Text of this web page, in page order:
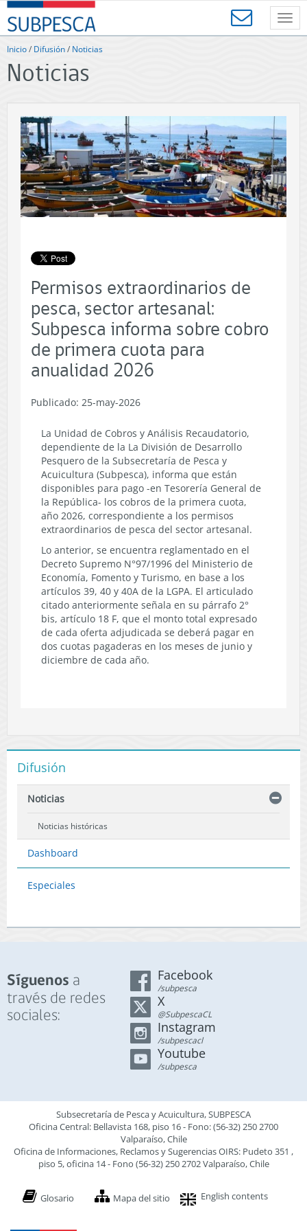
Contenido
principal
SUBPESCA
-
Subsecretaría
Pesca
y
Gobierno
de
Chile
Inicio/ Difusión/ Noticias
Noticias
Permisos extraordinarios de
pesca, sector artesanal:
Subpesca informa sobre cobro
de primera cuota para
anualidad 2026
Publicado: 25-may-2026
La Unidad de Cobros y Análisis Recaudatorio,
dependiente de la La División de Desarrollo
Pesquero de la Subsecretaría de Pesca y
Acuicultura (Subpesca), informa que están
disponibles para pago -en Tesorería General de
la República- los cobros de la primera cuota,
año 2026, correspondiente a los permisos
extraordinarios de pesca del sector artesanal.
Lo anterior, se encuentra reglamentado en el
Decreto Supremo N°97/1996 del Ministerio de
Economía, Fomento y Turismo, en base a los
artículos 39, 40 y 40A de la LGPA. El articulado
citado anteriormente señala en su párrafo 2°
bis, artículo 18 F, que el monto total expresado
de cada oferta adjudicada se deberá pagar en
dos cuotas pagaderas en los meses de junio y
diciembre de cada año.
Difusión
Noticias
Noticias históricas
Dashboard
Especiales
Síguenos a
través de redes
sociales:
Facebook
/subpesca
X
@SubpescaCL
Instagram
/subpescacl
Youtube
/subpesca
Subsecretaría de Pesca y Acuicultura, SUBPESCA
Oficina Central: Bellavista 168, piso 16 - Fono: (56-32) 250 2700
Valparaíso, Chile
Oficina de Informaciones, Reclamos y Sugerencias OIRS: Pudeto 351 ,
piso 5, oficina 14 - Fono (56-32) 250 2702 Valparaíso, Chile
Glosario Mapa del sitio English contents